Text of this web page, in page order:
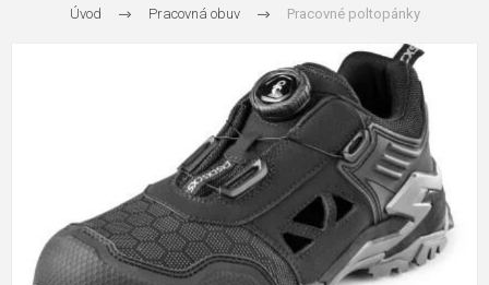
Úvod Pracovná obuv Pracovné poltopánky